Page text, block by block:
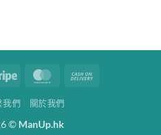
Stripe MasterCard
我們 關於我們
© ManUp.hk